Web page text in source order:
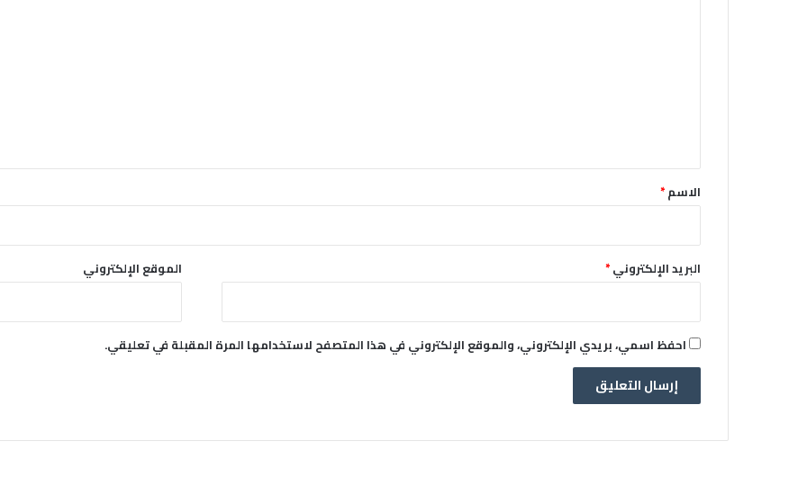
*الاسم*
البريد الإلكتروني* الموقع الإلكتروني
احفظ اسمي، بريدي الإلكتروني، والموقع الإلكتروني في هذا المتصفح لاستخدامها المرة المقبلة في تعليقي.